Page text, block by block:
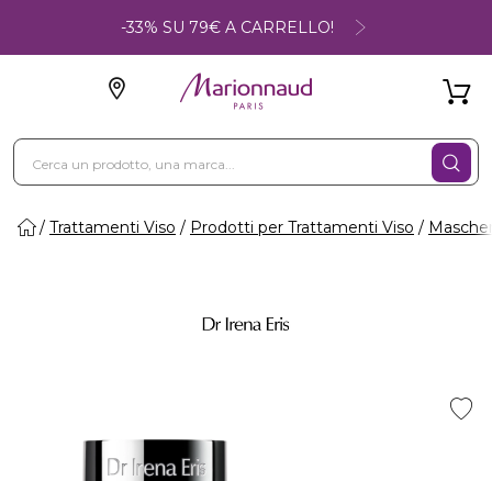
-33% SU 79€ A CARRELLO!
Trattamenti Viso Prodotti per Trattamenti Viso